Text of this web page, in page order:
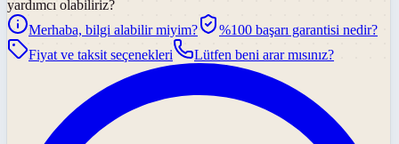
yardımcı olabiliriz?
Merhaba, bilgi alabilir miyim?
%100 başarı garantisi nedir?
Fiyat ve taksit seçenekleri
Lütfen beni arar mısınız?